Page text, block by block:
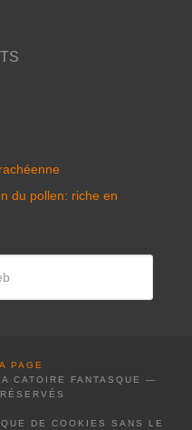
du pollen: riche en
PAGE
CATOIRE FANTASQUE —
DE COOKIES SANS LE